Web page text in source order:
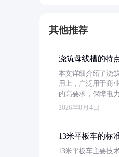
其他推荐
浇筑母线槽的特
本文详细介绍了浇
用上，广泛用于商
的高要求，保障电
2026年8月4日
13米平板车的标
13米平板车主要技